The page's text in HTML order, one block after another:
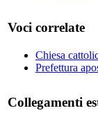
Voci correlate
Chiesa
Prefettura
Collegamenti